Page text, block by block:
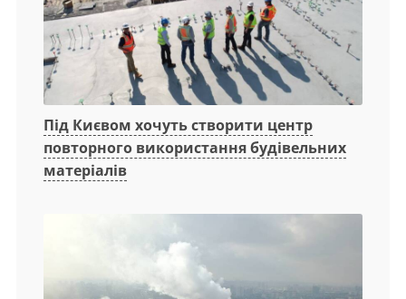
Під Києвом хочуть створити центр
повторного використання будівельних
матеріалів